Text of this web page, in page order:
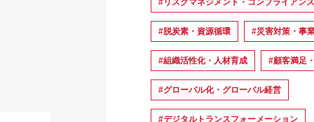
#リスクマネジメント・コンプライアン
#脱炭素・資源循環 #災害対策・事
#組織活性化・人材育成 #顧客満足
#グローバル化・グローバル経営
#デジタルトランスフォーメーション